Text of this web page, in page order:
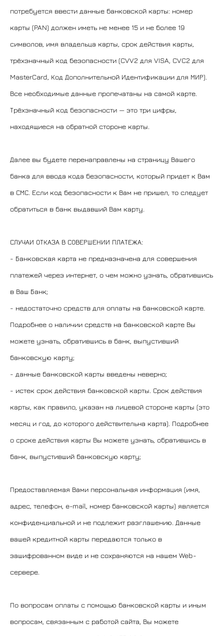
потребуется ввести данные банковской карты: номер
карты (PAN) должен иметь не менее 15 и не более 19
символов, имя владельца карты, срок действия карты,
трёхзначный код безопасности (CVV2 для VISA, CVC2 для
MasterCard, Код Дополнительной Идентификации для МИР).
Все необходимые данные пропечатаны на самой карте.
Трёхзначный код безопасности — это три цифры,
находящиеся на обратной стороне карты.
Далее вы будете перенаправлены на страницу Вашего
банка для ввода кода безопасности, который придет к Вам
в СМС. Если код безопасности к Вам не пришел, то следует
обратиться в банк выдавший Вам карту.
СЛУЧАИ ОТКАЗА В СОВЕРШЕНИИ ПЛАТЕЖА:
- Банковская карта не предназначена для совершения
платежей через интернет, о чем можно узнать, обратившись
в Ваш Банк;
- недостаточно средств для оплаты на банковской карте.
Подробнее о наличии средств на банковской карте Вы
можете узнать, обратившись в банк, выпустивший
банковскую карту;
- данные банковской карты введены неверно;
- истек срок действия банковской карты. Срок действия
карты, как правило, указан на лицевой стороне карты (это
месяц и год, до которого действительна карта). Подробнее
о сроке действия карты Вы можете узнать, обратившись в
банк, выпустивший банковскую карту;
Предоставляемая Вами персональная информация (имя,
адрес, телефон, e-mail, номер банковской карты) является
конфиденциальной и не подлежит разглашению. Данные
вашей кредитной карты передаются только в
зашифрованном виде и не сохраняются на нашем Web-
сервере.
По вопросам оплаты с помощью банковской карты и иным
вопросам, связанным с работой сайта, Вы можете